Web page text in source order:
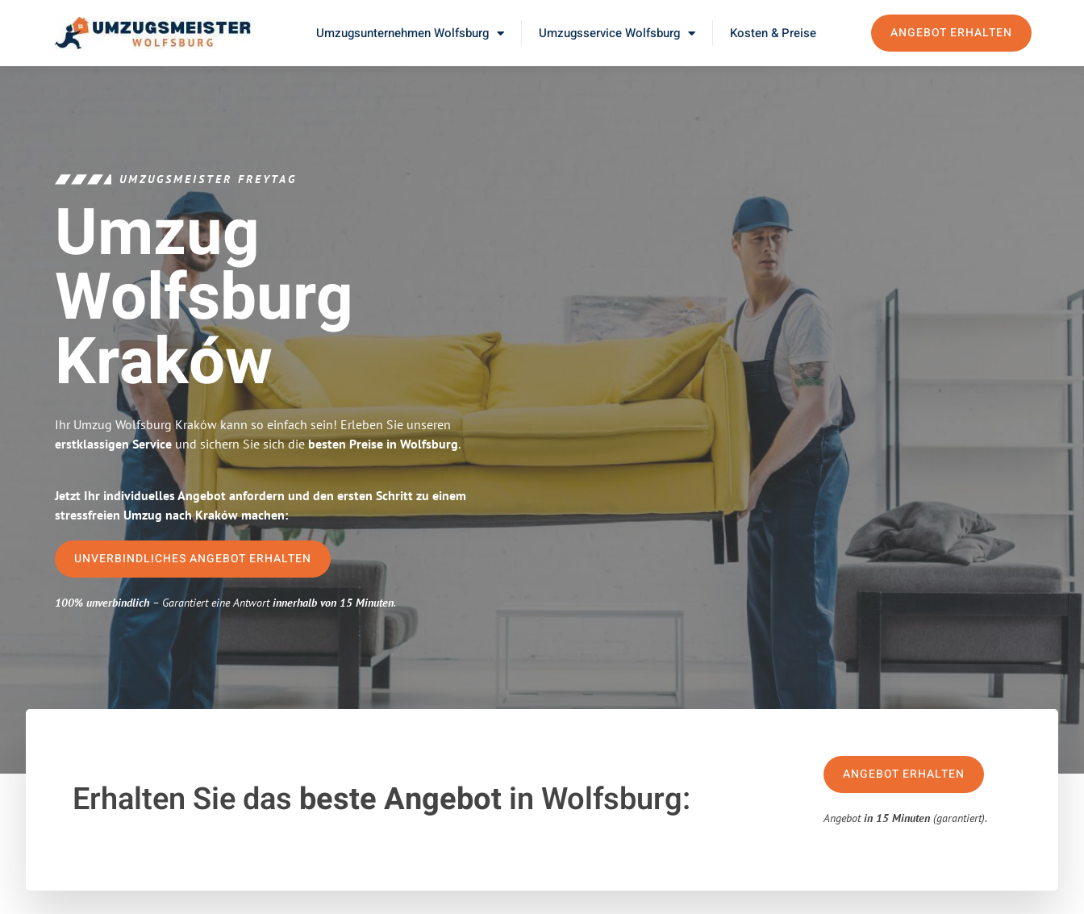
Umzugsunternehmen Wolfsburg Umzugsservice Wolfsburg Kosten & Preise ANGEBOT ERHALTEN
UMZUGSMEISTER FREYTAG
Umzug
Wolfsburg
Kraków
Ihr Umzug Wolfsburg Kraków kann so einfach sein! Erleben Sie unseren
erstklassigen Service und sichern Sie sich die besten Preise in Wolfsburg.
Jetzt Ihr individuelles Angebot anfordern und den ersten Schritt zu einem
stressfreien Umzug nach Kraków machen:
UNVERBINDLICHES ANGEBOT ERHALTEN
100% unverbindlich– Garantiert eine Antwortinnerhalb von 15 Minuten.
Erhalten Sie das beste Angebotin Wolfsburg:
ANGEBOT ERHALTEN
Angebotin 15 Minuten (garantiert).